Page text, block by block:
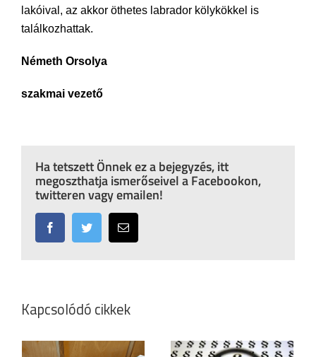
lakóival, az akkor öthetes labrador kölykökkel is
találkozhattak.
Németh Orsolya
szakmai vezető
Ha tetszett Önnek ez a bejegyzés, itt
megoszthatja ismerőseivel a Facebookon,
twitteren vagy emailen!
FacebookTwitter Email:
Kapcsolódó cikkek